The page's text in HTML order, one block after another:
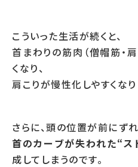
こういった生活が続くと、
首まわりの筋肉（僧帽筋・
くなり、
肩こりが慢性化しやすくなり
さらに、頭の位置が前にずれ
首のカーブが失われた“ス
成してしまうのです。